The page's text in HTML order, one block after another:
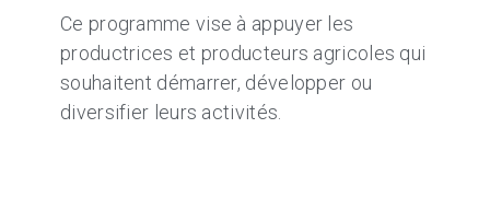
Ce programme vise à appuyer les
productrices et producteurs agricoles qui
souhaitent démarrer, développer ou
diversifier leurs activités.